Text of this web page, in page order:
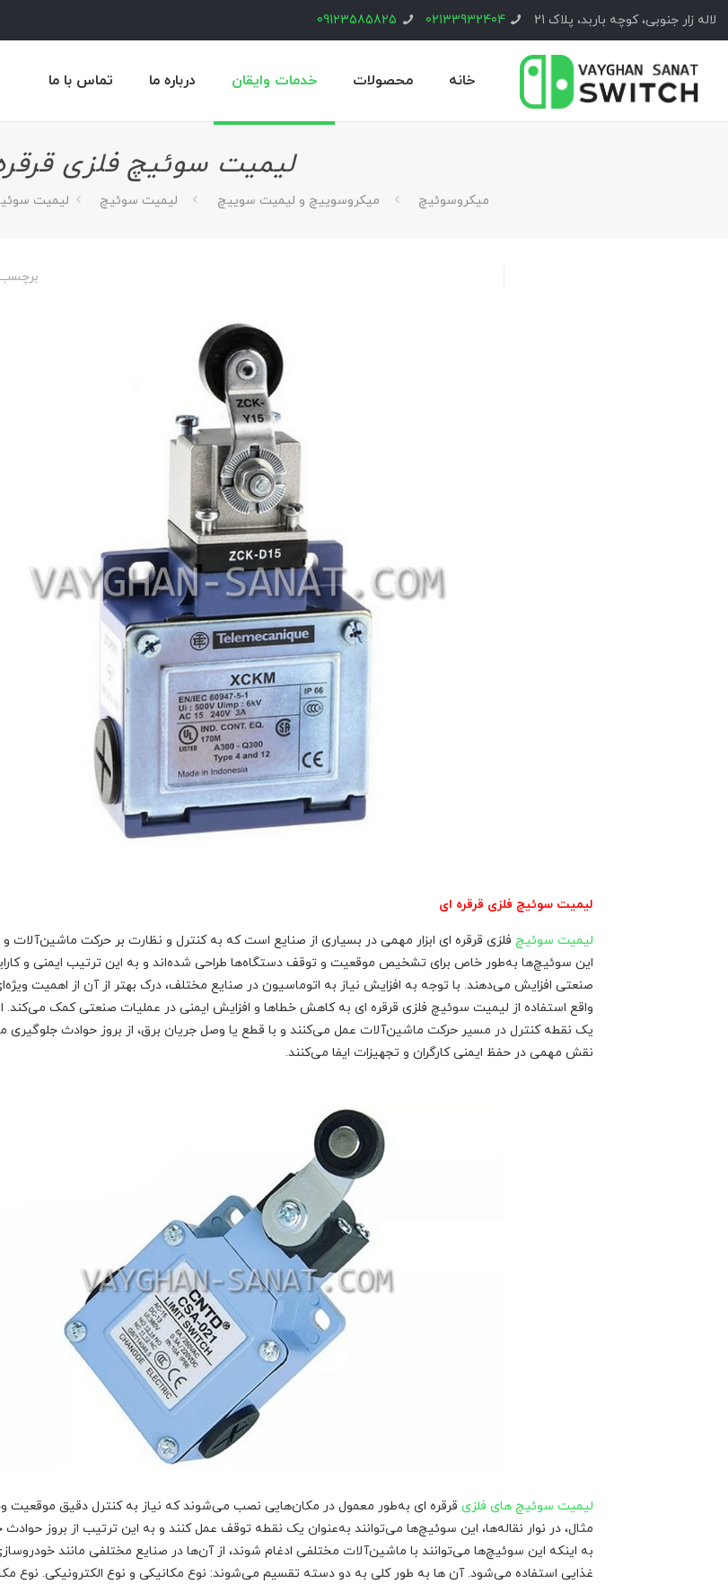
لاله زار جنوبی، کوچه باربد، پلاک 21 02133932404
09123585825
خانه محصولات خدمات وایقان درباره ما تماس با ما
لیمیت سوئیچ فلزی
ميكروسوئيچ میکروسوییچ و لیمیت سوییچ لیمیت سوئیچ لیمیت
لیمیت سوئیچ فلزی قرقره ای
لیمیت سوئیچ فلزی قرقره ای ابزار مهمی در بسیاری از صنایع است که به کنترل و نظارت بر حرکت
این سوئیچ‌ها به‌طور خاص برای تشخیص موقعیت و توقف دستگاه‌ها طراحی شده‌اند و به این ترتیب ایمنی و
صنعتی افزایش می‌دهند. با توجه به افزایش نیاز به اتوماسیون در صنایع مختلف، درک بهتر از آن از اهمیت
واقع استفاده از لیمیت سوئیچ فلزی قرقره ای به کاهش خطاها و افزایش ایمنی در عملیات صنعتی کمک می‌کند.
یک نقطه کنترل در مسیر حرکت ماشین‌آلات عمل می‌کنند و با قطع یا وصل جریان برق، از بروز حوادث جلوگیری
نقش مهمی در حفظ ایمنی کارگران و تجهیزات ایفا می‌کنند.
لیمیت سوئیچ های فلزی قرقره ای به‌طور معمول در مکان‌هایی نصب می‌شوند که نیاز به کنترل دقیق موقعیت
مثال، در نوار نقاله‌ها، این سوئیچ‌ها می‌توانند به‌عنوان یک نقطه توقف عمل کنند و به این ترتیب از بروز حوادث
به اینکه این سوئیچ‌ها می‌توانند با ماشین‌آلات مختلفی ادغام شوند، از آن‌ها در صنایع مختلفی مانند
غذایی استفاده می‌شود. آن ها به‌ طور کلی به دو دسته تقسیم می‌شوند: نوع مکانیکی و نوع الکترونیکی. نوع